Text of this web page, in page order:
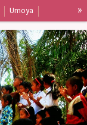
Umoya »